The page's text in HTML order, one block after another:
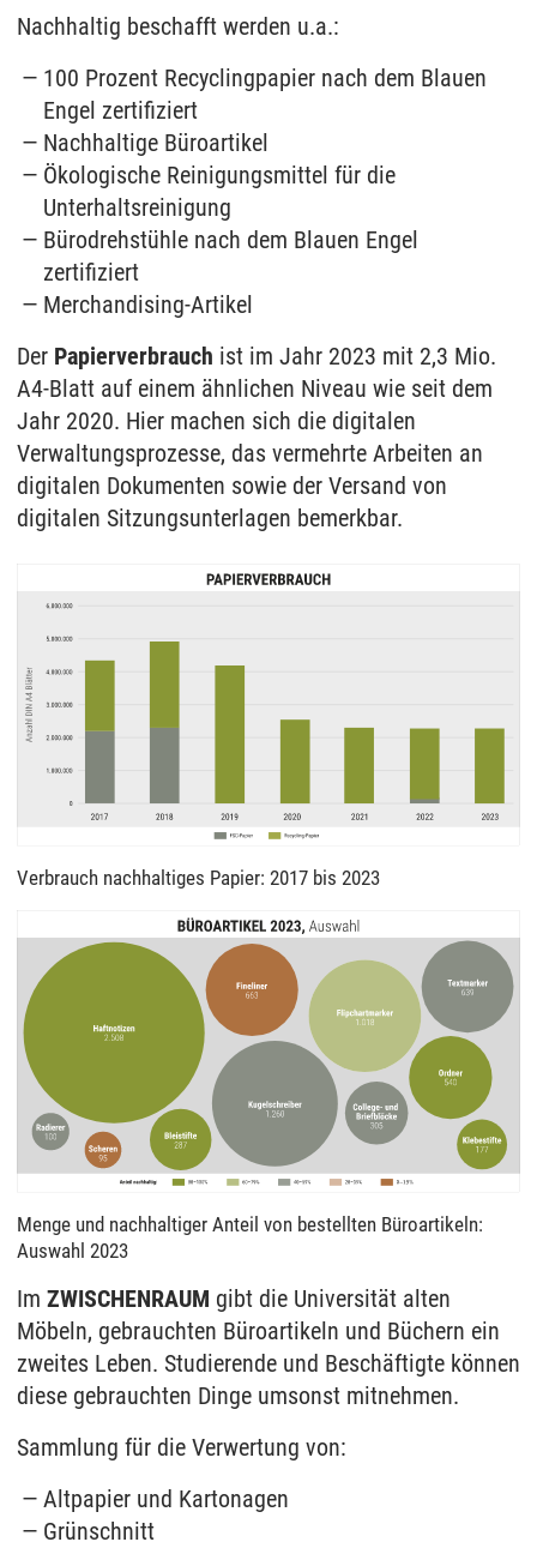
Nachhaltig beschafft werden u.a.:
100 Prozent Recyclingpapier nach dem Blauen
Engel zertifiziert
Nachhaltige Büroartikel
Ökologische Reinigungsmittel für die
Unterhaltsreinigung
Bürodrehstühle nach dem Blauen Engel
zertifiziert
Merchandising-Artikel
Der Papierverbrauch ist im Jahr 2023 mit 2,3 Mio.
A4-Blatt auf einem ähnlichen Niveau wie seit dem
Jahr 2020. Hier machen sich die digitalen
Verwaltungsprozesse, das vermehrte Arbeiten an
digitalen Dokumenten sowie der Versand von
digitalen Sitzungsunterlagen bemerkbar.
Verbrauch nachhaltiges Papier: 2017 bis 2023
Menge und nachhaltiger Anteil von bestellten Büroartikeln:
Auswahl 2023
Im ZWISCHENRAUM gibt die Universität alten
Möbeln, gebrauchten Büro­artikeln und Büchern ein
zweites Leben. Studierende und Beschäftigte können
diese ge­brauchten Dinge umsonst mitnehmen.
Sammlung für die Verwertung von:
Altpapier und Kartonagen
Grünschnitt